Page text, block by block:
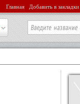
Главная Добавить в закладки